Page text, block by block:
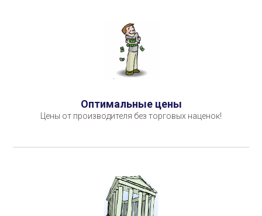
Оптимальные цены
Цены от производителя без торговых наценок!